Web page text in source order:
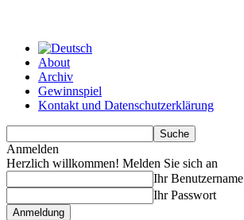
About
Archiv
Gewinnspiel
Kontakt und Datenschutzerklärung
Anmelden
Herzlich willkommen! Melden Sie sich an
Ihr Benutzername
Ihr Passwort